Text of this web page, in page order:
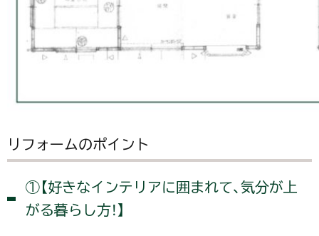
リフォームのポイント
①【好きなインテリアに囲まれて、気分が上
がる暮らし方！】